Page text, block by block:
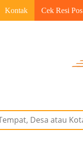
Kontak Cek Resi Pos